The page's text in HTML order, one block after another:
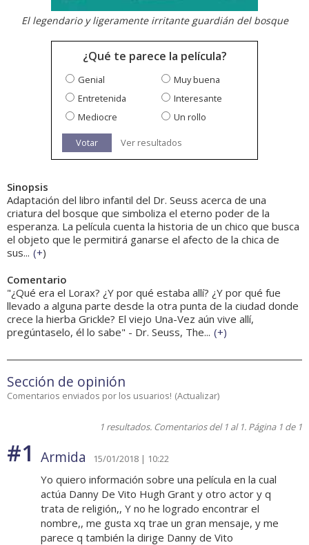
El legendario y ligeramente irritante guardián del bosque
¿Qué te parece la película?
Genial
Muy buena
Entretenida
Interesante
Mediocre
Un rollo
Votar Ver resultados
Sinopsis
Adaptación del libro infantil del Dr. Seuss acerca de una
criatura del bosque que simboliza el eterno poder de la
esperanza. La película cuenta la historia de un chico que busca
el objeto que le permitirá ganarse el afecto de la chica de
sus... (+)
Comentario
"¿Qué era el Lorax? ¿Y por qué estaba allí? ¿Y por qué fue
llevado a alguna parte desde la otra punta de la ciudad donde
crece la hierba Grickle? El viejo Una-Vez aún vive allí,
pregúntaselo, él lo sabe" - Dr. Seuss, The... (+)
Sección de opinión
Comentarios enviados por los usuarios! (Actualizar)
1 resultados. Comentarios del 1 al 1. Página 1 de 1
#1 Armida 15/01/2018 | 10:22
Yo quiero información sobre una película en la cual
actúa Danny De Vito Hugh Grant y otro actor y q
trata de religión,, Y no he logrado encontrar el
nombre,, me gusta xq trae un gran mensaje, y me
parece q también la dirige Danny de Vito